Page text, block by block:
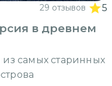
29 отзывов 5
в древнем
самых старинных